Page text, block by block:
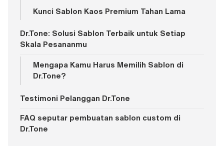
Kunci Sablon Kaos Premium Tahan Lama
Dr.Tone: Solusi Sablon Terbaik untuk Setiap
Skala Pesananmu
Mengapa Kamu Harus Memilih Sablon di
Dr.Tone?
Testimoni Pelanggan Dr.Tone
FAQ seputar pembuatan sablon custom di
Dr.Tone